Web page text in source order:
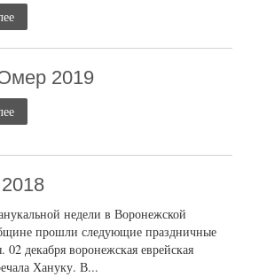
2019
недели в Воронежской
прошли следующие праздничные
02 декабря воронежская еврейская
Хануку. В...